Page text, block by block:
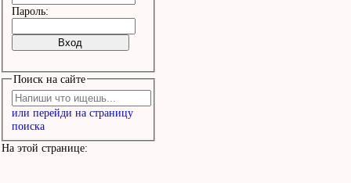
Пароль:
Поиск на сайте
или перейди на страницу
поиска
На этой странице: